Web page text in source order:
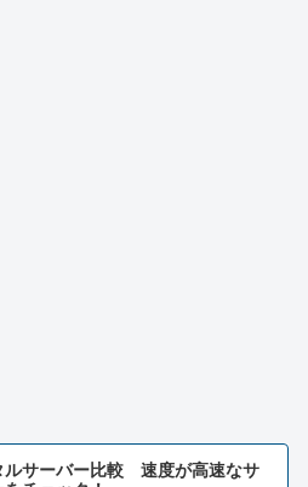
ルサーバー比較 速度が高速なサ